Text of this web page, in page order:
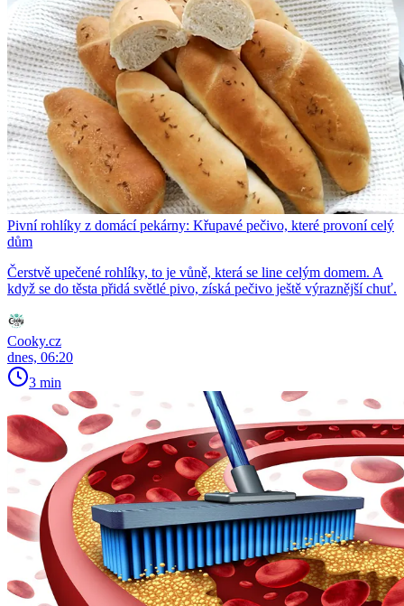
Pivní rohlíky z domácí pekárny: Křupavé pečivo, které provoní celý
dům
Čerstvě upečené rohlíky, to je vůně, která se line celým domem. A
když se do těsta přidá světlé pivo, získá pečivo ještě výraznější chuť.
Cooky.cz
dnes, 06:20
3 min